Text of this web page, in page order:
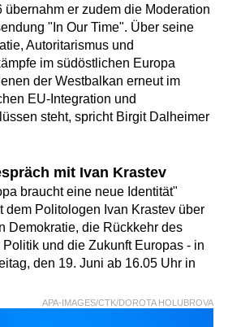
übernahm er zudem die Moderation
"In Our Time". Über seine
Autoritarismus und
im südöstlichen Europa
der Westbalkan erneut im
EU-Integration und
steht, spricht Birgit Dalheimer
mit Ivan Krastev
braucht eine neue Identität"
dem Politologen Ivan Krastev über
Demokratie, die Rückkehr des
und die Zukunft Europas - in
den 19. Juni ab 16.05 Uhr in
APA-IMAGES/CTK/DOROTA HOLUBROVA